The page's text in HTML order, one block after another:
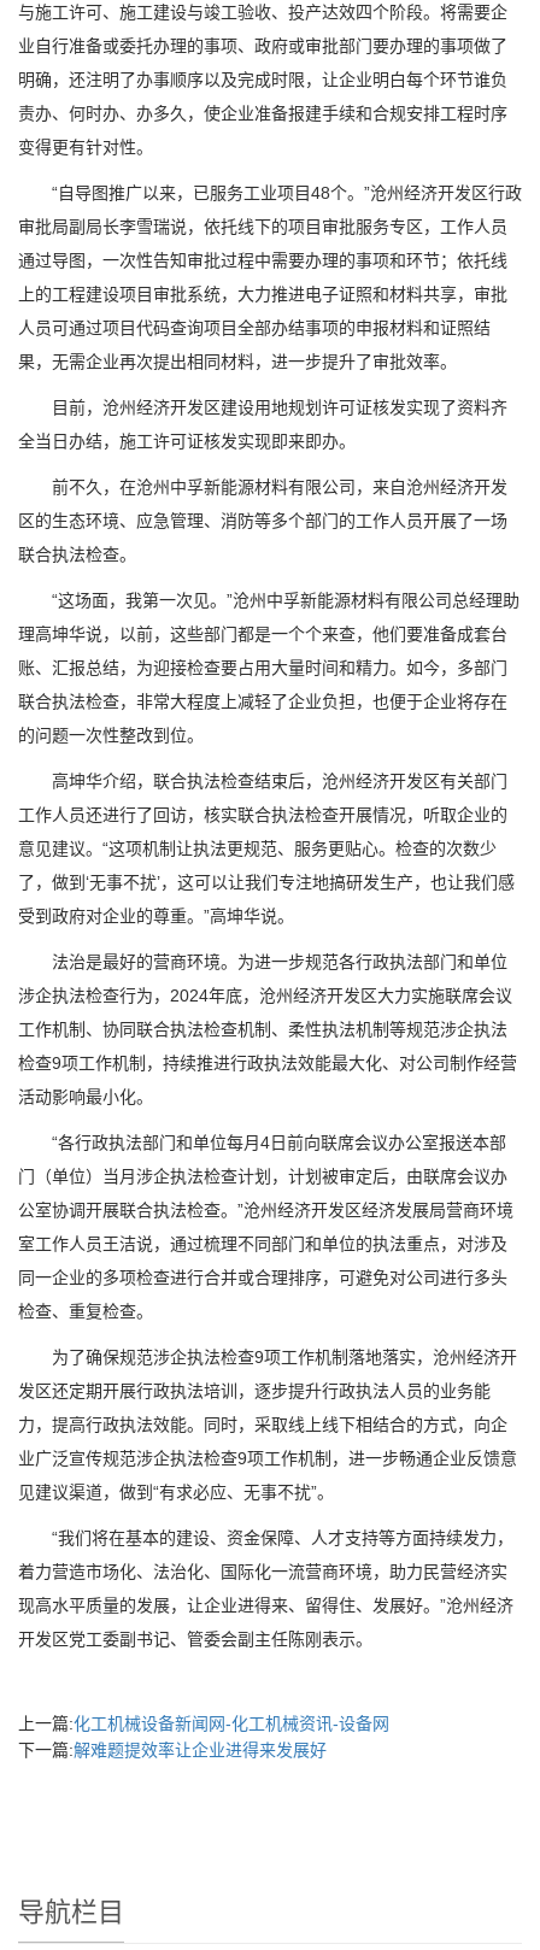
与施工许可、施工建设与竣工验收、投产达效四个阶段。将需要企
业自行准备或委托办理的事项、政府或审批部门要办理的事项做了
明确，还注明了办事顺序以及完成时限，让企业明白每个环节谁负
责办、何时办、办多久，使企业准备报建手续和合规安排工程时序
变得更有针对性。
“自导图推广以来，已服务工业项目48个。”沧州经济开发区行政
审批局副局长李雪瑞说，依托线下的项目审批服务专区，工作人员
通过导图，一次性告知审批过程中需要办理的事项和环节；依托线
上的工程建设项目审批系统，大力推进电子证照和材料共享，审批
人员可通过项目代码查询项目全部办结事项的申报材料和证照结
果，无需企业再次提出相同材料，进一步提升了审批效率。
目前，沧州经济开发区建设用地规划许可证核发实现了资料齐
全当日办结，施工许可证核发实现即来即办。
前不久，在沧州中孚新能源材料有限公司，来自沧州经济开发
区的生态环境、应急管理、消防等多个部门的工作人员开展了一场
联合执法检查。
“这场面，我第一次见。”沧州中孚新能源材料有限公司总经理助
理高坤华说，以前，这些部门都是一个个来查，他们要准备成套台
账、汇报总结，为迎接检查要占用大量时间和精力。如今，多部门
联合执法检查，非常大程度上减轻了企业负担，也便于企业将存在
的问题一次性整改到位。
高坤华介绍，联合执法检查结束后，沧州经济开发区有关部门
工作人员还进行了回访，核实联合执法检查开展情况，听取企业的
意见建议。“这项机制让执法更规范、服务更贴心。检查的次数少
了，做到‘无事不扰’，这可以让我们专注地搞研发生产，也让我们感
受到政府对企业的尊重。”高坤华说。
法治是最好的营商环境。为进一步规范各行政执法部门和单位
涉企执法检查行为，2024年底，沧州经济开发区大力实施联席会议
工作机制、协同联合执法检查机制、柔性执法机制等规范涉企执法
检查9项工作机制，持续推进行政执法效能最大化、对公司制作经营
活动影响最小化。
“各行政执法部门和单位每月4日前向联席会议办公室报送本部
门（单位）当月涉企执法检查计划，计划被审定后，由联席会议办
公室协调开展联合执法检查。”沧州经济开发区经济发展局营商环境
室工作人员王洁说，通过梳理不同部门和单位的执法重点，对涉及
同一企业的多项检查进行合并或合理排序，可避免对公司进行多头
检查、重复检查。
为了确保规范涉企执法检查9项工作机制落地落实，沧州经济开
发区还定期开展行政执法培训，逐步提升行政执法人员的业务能
力，提高行政执法效能。同时，采取线上线下相结合的方式，向企
业广泛宣传规范涉企执法检查9项工作机制，进一步畅通企业反馈意
见建议渠道，做到“有求必应、无事不扰”。
“我们将在基本的建设、资金保障、人才支持等方面持续发力，
着力营造市场化、法治化、国际化一流营商环境，助力民营经济实
现高水平质量的发展，让企业进得来、留得住、发展好。”沧州经济
开发区党工委副书记、管委会副主任陈刚表示。
上一篇:化工机械设备新闻网-化工机械资讯-设备网
下一篇:解难题提效率让企业进得来发展好
导航栏目